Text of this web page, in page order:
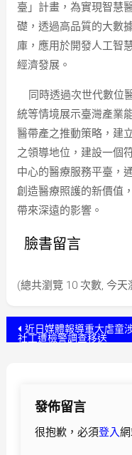
臺」計畫，為實現智慧
礎，透過高品質的大數
庫，應用於開發人工智
經濟發展。
同時透過次世代數位
統等情境展示臺灣產業
醫帶產之推動策略，建
之領導地位，建設一個
中心的醫療服務平臺，
創造醫療照護的新價值
帶來深遠的影響。
臉書留言
(總共瀏覽 10 次數, 今天
文近日媒體報導重大虐童
社工遭檢警調查移送
發佈留言
很抱歉，必須登入